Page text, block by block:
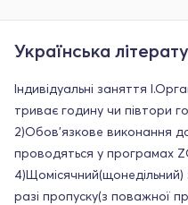
Українська
Індивідуальні заняття
триває годину чи півтори
2)Обов'язкове виконання
проводяться у програмах
разі пропуску(з поважної